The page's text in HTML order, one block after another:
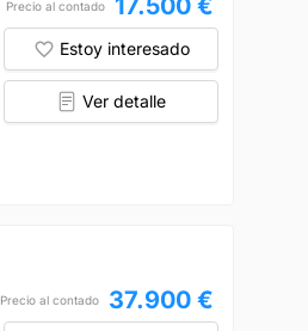
Precio al contado
Estoy interesado
Ver detalle
Precio al contado 37.900 €